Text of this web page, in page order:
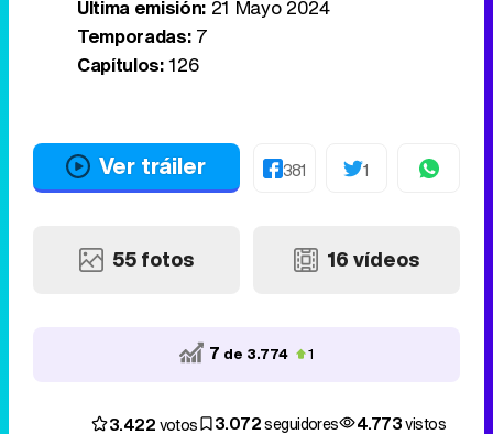
Última emisión:21 Mayo 2024
Temporadas:7
Capítulos:126
Ver tráiler 381 1
55 fotos 16 vídeos
7 de 3.774 1
3.422votos 3.072seguidores 4.773vistos